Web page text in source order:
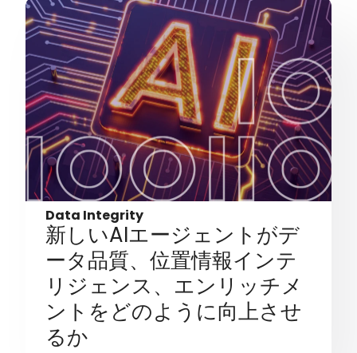
Data Integrity
新しいAIエージェントがデ
ータ品質、位置情報インテ
リジェンス、エンリッチメ
ントをどのように向上させ
るか